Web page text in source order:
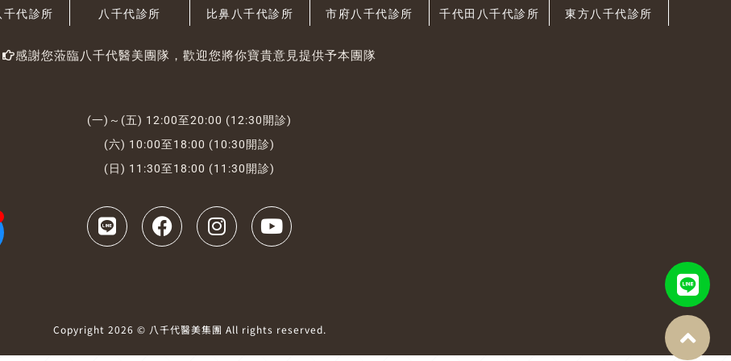
千代診所 八千代診所 比鼻八千代診所 市府八千代診所 千代田八千代診所 東方八千代診所
感謝您蒞臨八千代醫美團隊，歡迎您將你寶貴意見提供予本團隊
(一)～(五) 12:00至20:00 (12:30開診)
(六) 10:00至18:00 (10:30開診)
(日) 11:30至18:00 (11:30開診)
Copyright 2026 © 八千代醫美集團 All rights reserved.